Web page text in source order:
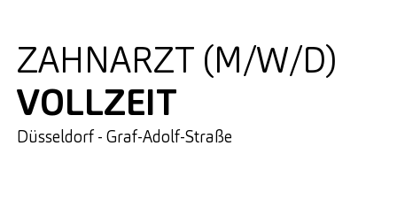
ZAHNARZT (M/W/D)
VOLLZEIT
Düsseldorf - Graf-Adolf-Straße